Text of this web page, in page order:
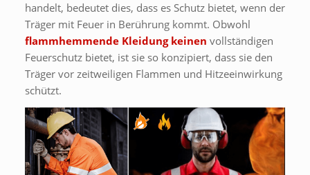
handelt, bedeutet dies, dass es Schutz bietet, wenn der
Träger mit Feuer in Berührung kommt. Obwohl
flammhemmende Kleidung keinen vollständigen
Feuerschutz bietet, ist sie so konzipiert, dass sie den
Träger vor zeitweiligen Flammen und Hitzeeinwirkung
schützt.